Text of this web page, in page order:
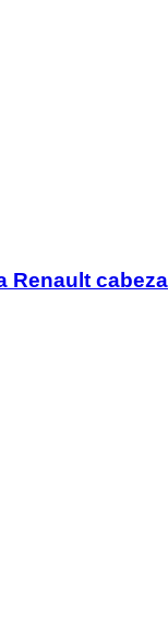
Renault cabeza